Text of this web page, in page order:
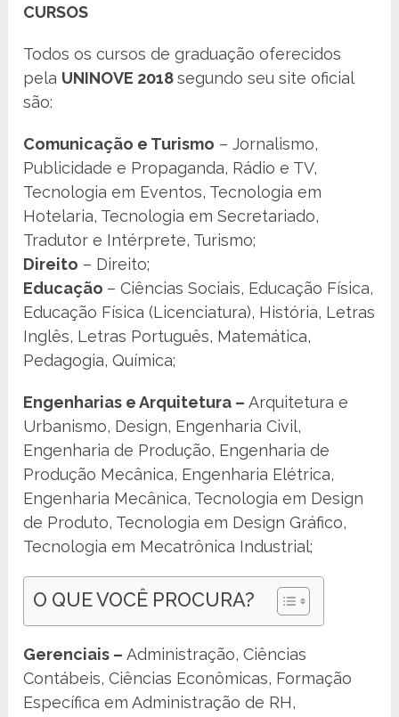
CURSOS
Todos os cursos de graduação oferecidos
pela UNINOVE 2018segundo seu site oficial
são:
Comunicação e Turismo – Jornalismo,
Publicidade e Propaganda, Rádio e TV,
Tecnologia em Eventos, Tecnologia em
Hotelaria, Tecnologia em Secretariado,
Tradutor e Intérprete, Turismo;
Direito – Direito;
Educação – Ciências Sociais, Educação Física,
Educação Física (Licenciatura), História, Letras
Inglês, Letras Português, Matemática,
Pedagogia, Química;
Engenharias e Arquitetura –Arquitetura e
Urbanismo, Design, Engenharia Civil,
Engenharia de Produção, Engenharia de
Produção Mecânica, Engenharia Elétrica,
Engenharia Mecânica, Tecnologia em Design
de Produto, Tecnologia em Design Gráfico,
Tecnologia em Mecatrônica Industrial;
O QUE VOCÊ PROCURA?
Gerenciais –Administração, Ciências
Contábeis, Ciências Econômicas, Formação
Específica em Administração de RH,